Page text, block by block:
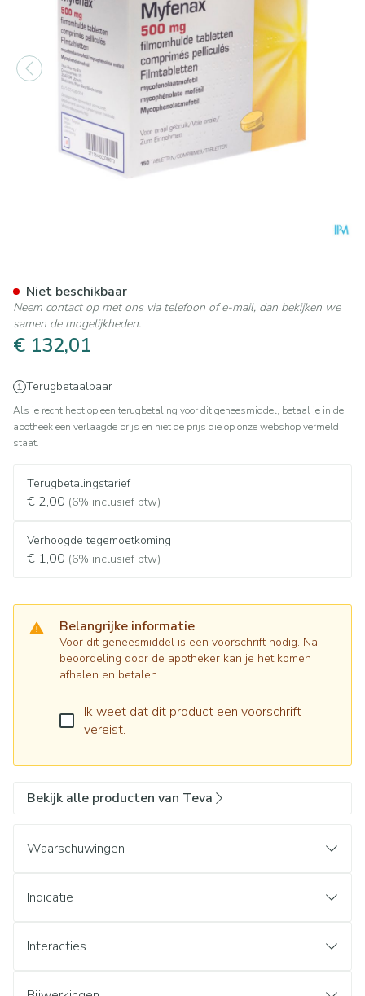
€ 132,01
Terugbetaalbaar
Als je recht hebt op een terugbetaling voor dit geneesmiddel, betaal je in de
apotheek een verlaagde prijs en niet de prijs die op onze webshop vermeld
staat.
Terugbetalingstarief
€ 2,00 (6% inclusief btw)
Verhoogde tegemoetkoming
€ 1,00 (6% inclusief btw)
Belangrijke informatie
Voor dit geneesmiddel is een voorschrift nodig. Na
beoordeling door de apotheker kan je het komen
afhalen en betalen.
Ik weet dat dit product een voorschrift
vereist.
Niet beschikbaar
Neem contact op met ons via telefoon of e-mail, dan bekijken we
samen de mogelijkheden.
Bekijk alle producten van Teva
Waarschuwingen
Indicatie
Interacties